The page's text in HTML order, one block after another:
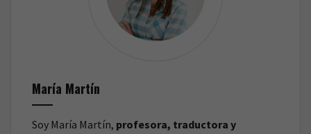
María Martín
Soy María Martín, profesora, traductora y